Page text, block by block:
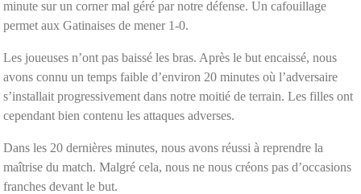
minute sur un corner mal géré par notre défense. Un cafouillage
permet aux Gatinaises de mener 1-0.
Les joueuses n’ont pas baissé les bras. Après le but encaissé, nous
avons connu un temps faible d’environ 20 minutes où l’adversaire
s’installait progressivement dans notre moitié de terrain. Les filles ont
cependant bien contenu les attaques adverses.
Dans les 20 dernières minutes, nous avons réussi à reprendre la
maîtrise du match. Malgré cela, nous ne nous créons pas d’occasions
franches devant le but.